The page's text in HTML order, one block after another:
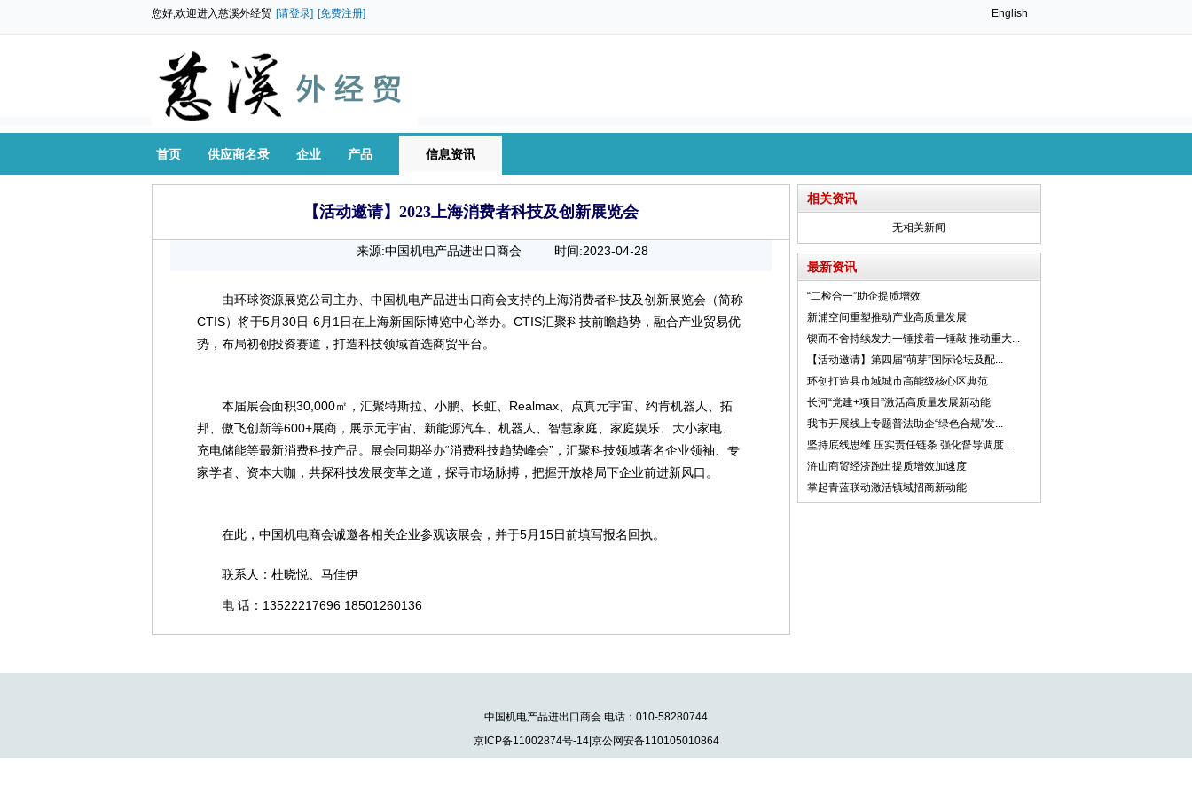
您好,欢迎进入慈溪外经贸 [请登录] [免费注册] English
首页 供应商名录 企业 产品 信息资讯
【活动邀请】2023上海消费者科技及创新展览会
来源:中国机电产品进出口商会
时间:2023-04-28
由环球资源展览公司主办、中国机电产品进出口商会支持的上海消费者科技及创新展览会（简称
CTIS）将于5月30日-6月1日在上海新国际博览中心举办。CTIS汇聚科技前瞻趋势，融合产业贸易优
势，布局初创投资赛道，打造科技领域首选商贸平台。
本届展会面积30,000㎡，汇聚特斯拉、小鹏、长虹、Realmax、点真元宇宙、约肯机器人、拓
邦、傲飞创新等600+展商，展示元宇宙、新能源汽车、机器人、智慧家庭、家庭娱乐、大小家电、
充电储能等最新消费科技产品。展会同期举办“消费科技趋势峰会”，汇聚科技领域著名企业领袖、专
家学者、资本大咖，共探科技发展变革之道，探寻市场脉搏，把握开放格局下企业前进新风口。
在此，中国机电商会诚邀各相关企业参观该展会，并于5月15日前填写报名回执。
联系人：杜晓悦、马佳伊
电 话：13522217696 18501260136
相关资讯
无相关新闻
最新资讯
“二检合一”助企提质增效
新浦空间重塑推动产业高质量发展
锲而不舍持续发力一锤接着一锤敲 推动重大...
【活动邀请】第四届“萌芽”国际论坛及配...
环创打造县市域城市高能级核心区典范
长河“党建+项目”激活高质量发展新动能
我市开展线上专题普法助企“绿色合规”发...
坚持底线思维 压实责任链条 强化督导调度...
浒山商贸经济跑出提质增效加速度
掌起青蓝联动激活镇域招商新动能
中国机电产品进出口商会 电话：010-58280744
京ICP备11002874号-14|京公网安备110105010864